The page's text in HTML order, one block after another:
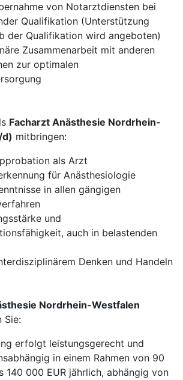
von Notarztdiensten bei
Qualifikation (Unterstützung
der Qualifikation wird angeboten)
Zusammenarbeit mit anderen
zur optimalen
Facharzt Anästhesie Nordrhein-
mitbringen:
als Arzt
für Anästhesiologie
in allen gängigen
und
auch in belastenden
Denken und Handeln
Nordrhein-Westfalen
Sie:
erfolgt leistungsgerecht und
in einem Rahmen von 90
140 000 EUR jährlich, abhängig von